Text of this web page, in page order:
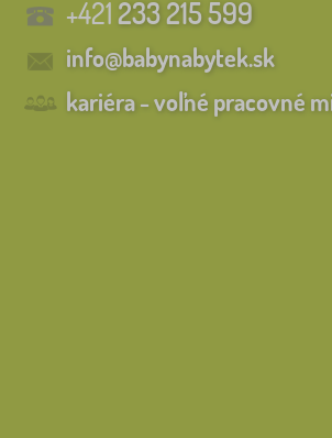
+421233 215 599
info@babynabytek.sk
kariéra - voľné pracovné